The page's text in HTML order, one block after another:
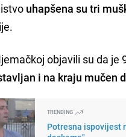
uhapšena su tri
objavili su da je
i na kraju mučen
TRENDING
Potresna ispovijest